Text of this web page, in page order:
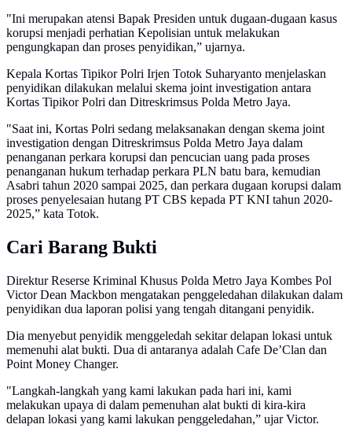
"Ini merupakan atensi Bapak Presiden untuk dugaan-dugaan kasus
korupsi menjadi perhatian Kepolisian untuk melakukan
pengungkapan dan proses penyidikan,” ujarnya.
Kepala Kortas Tipikor Polri Irjen Totok Suharyanto menjelaskan
penyidikan dilakukan melalui skema joint investigation antara
Kortas Tipikor Polri dan Ditreskrimsus Polda Metro Jaya.
"Saat ini, Kortas Polri sedang melaksanakan dengan skema joint
investigation dengan Ditreskrimsus Polda Metro Jaya dalam
penanganan perkara korupsi dan pencucian uang pada proses
penanganan hukum terhadap perkara PLN batu bara, kemudian
Asabri tahun 2020 sampai 2025, dan perkara dugaan korupsi dalam
proses penyelesaian hutang PT CBS kepada PT KNI tahun 2020-
2025,” kata Totok.
Cari Barang Bukti
Direktur Reserse Kriminal Khusus Polda Metro Jaya Kombes Pol
Victor Dean Mackbon mengatakan penggeledahan dilakukan dalam
penyidikan dua laporan polisi yang tengah ditangani penyidik.
Dia menyebut penyidik menggeledah sekitar delapan lokasi untuk
memenuhi alat bukti. Dua di antaranya adalah Cafe De’Clan dan
Point Money Changer.
"Langkah-langkah yang kami lakukan pada hari ini, kami
melakukan upaya di dalam pemenuhan alat bukti di kira-kira
delapan lokasi yang kami lakukan penggeledahan,” ujar Victor.